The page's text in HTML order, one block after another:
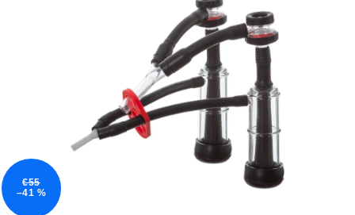
€55
–41 %